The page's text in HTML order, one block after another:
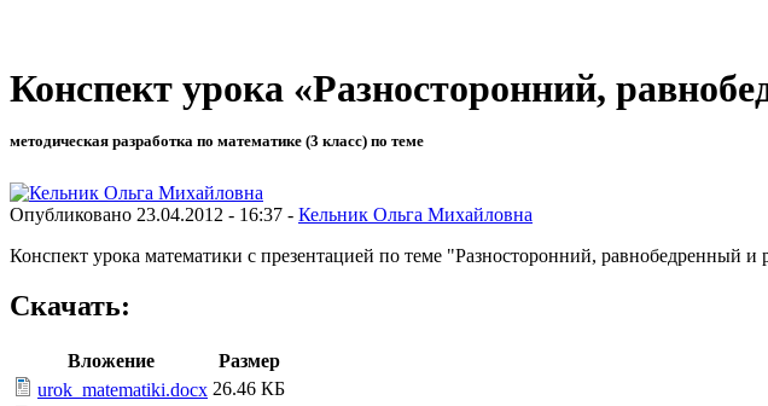
Конспект урока «Разносторонний,
методическая разработка по математике (3 класс) по теме
Опубликовано 23.04.2012 - 16:37 - Кельник Ольга Михайловна
Конспект урока математики с презентацией по теме "Разносторонний, равнобедренный
Скачать:
Вложение
Размер
urok_matematiki.docx 26.46 КБ